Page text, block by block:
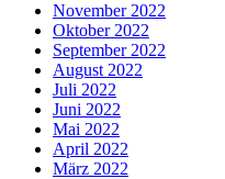
November 2022
Oktober 2022
September 2022
August 2022
Juli 2022
Juni 2022
Mai 2022
April 2022
März 2022